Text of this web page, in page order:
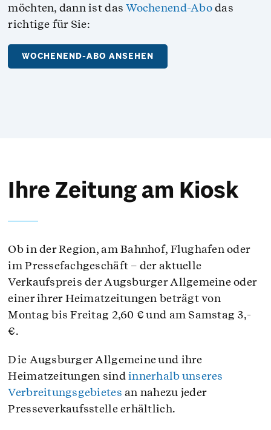
möchten, dann ist dasWochenend-Abodas
richtige für Sie:
WOCHENEND-ABO ANSEHEN
Ihre Zeitung am Kiosk
Ob in der Region, am Bahnhof, Flughafen oder
im Pressefachgeschäft – der aktuelle
Verkaufspreis der Augsburger Allgemeine oder
einer ihrer Heimatzeitungen beträgt von
Montag bis Freitag 2,60 € und am Samstag 3,-
€.
Die Augsburger Allgemeine und ihre
Heimatzeitungen sindinnerhalb unseres
Verbreitungsgebietes an nahezu jeder
Presseverkaufsstelle erhältlich.